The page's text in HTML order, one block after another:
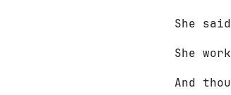
She
She
And